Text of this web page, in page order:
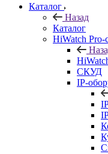
Каталог
Назад
Каталог
HiWatch Pro-
CКУД
IP-